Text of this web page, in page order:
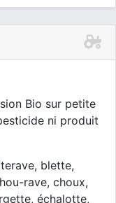
Bio sur petite
ni produit
blette,
rave, choux,
échalotte,